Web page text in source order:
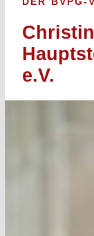
e.V.